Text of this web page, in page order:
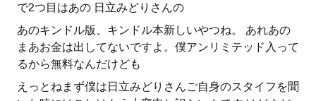
で2つ目はあの 日立みどりさんの
あのキンドル版、キンドル本新しいやつね。 あれあの
まあお金は出してないですよ。僕アンリミテッド入って
るから無料なんだけども
えっとねまず僕は日立みどりさんご自身のスタイフを聞